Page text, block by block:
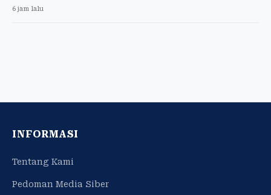
6 jam lalu
INFORMASI
Tentang Kami
Pedoman Media Siber